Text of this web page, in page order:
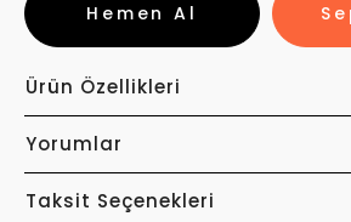
Hemen Al
Ürün Özellikleri
Yorumlar
Taksit Seçenekleri